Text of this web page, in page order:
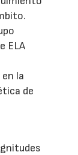
ELA
la
de